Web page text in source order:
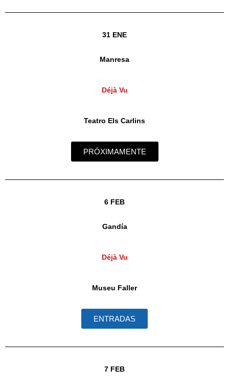
31 ENE
Manresa
Déjà Vu
Teatro Els Carlins
PRÓXIMAMENTE
6 FEB
Gandía
Déjà Vu
Museu Faller
ENTRADAS
7 FEB